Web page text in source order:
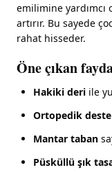
emilimine
artırır. Bu sayede
rahat hisseder.
Öne çıkan
Hakiki deri ile
Ortopedik
Mantar taban
Püsküllü şık